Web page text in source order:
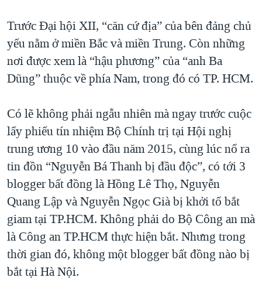
Trước Đại hội XII, “căn cứ địa” của bên đảng chủ
yếu nằm ở miền Bắc và miền Trung. Còn những
nơi được xem là “hậu phương” của “anh Ba
Dũng” thuộc về phía Nam, trong đó có TP. HCM.
Có lẽ không phải ngẫu nhiên mà ngay trước cuộc
lấy phiếu tín nhiệm Bộ Chính trị tại Hội nghị
trung ương 10 vào đầu năm 2015, cùng lúc nổ ra
tin đồn “Nguyễn Bá Thanh bị đầu độc”, có tới 3
blogger bất đồng là Hồng Lê Thọ, Nguyễn
Quang Lập và Nguyễn Ngọc Già bị khởi tố bắt
giam tại TP.HCM. Không phải do Bộ Công an mà
là Công an TP.HCM thực hiện bắt. Nhưng trong
thời gian đó, không một blogger bất đồng nào bị
bắt tại Hà Nội.